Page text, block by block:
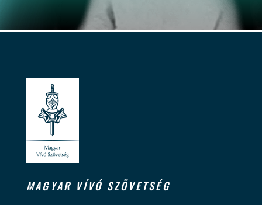
MAGYAR VÍVÓ SZÖVETSÉG